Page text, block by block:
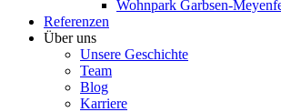
Wohnpark Garbsen-
Referenzen
Über uns
Unsere Geschichte
Team
Blog
Karriere